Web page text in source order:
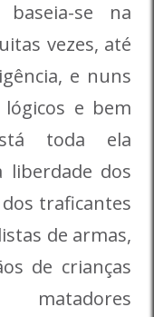
se na
vezes, até
e nuns
e bem
toda ela
liberdade dos
traficantes
de armas,
de crianças